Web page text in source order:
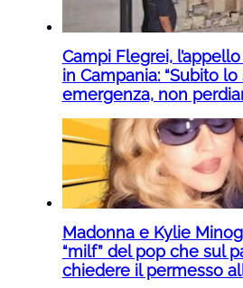
Campi Flegrei,
in Campania: “Subito
emergenza, non
Madonna e Kylie
“milf” del pop che sul
chiedere il permesso